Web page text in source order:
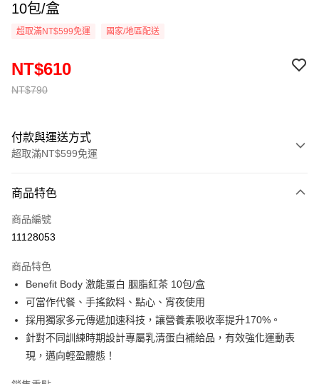
10包/盒
超取滿NT$599免運 國家/地區配送
NT$790
NT$610
付款與運送方式
超取滿NT$599免運
信用卡一次付款
超商取貨付款
Apple Pay
街口支付
悠遊付
全盈+PAY
商品特色
商品編號
11128053
商品特色
Benefit Body 激能蛋白 胭脂紅茶 10包/盒
可當作代餐、手搖飲料、點心、宵夜使用
採用獨家多元傳遞加速科技，讓營養素吸收率提升170%。
針對不同訓練時期設計專屬乳清蛋白補給品，有效強化運動表
現，邁向輕盈體態！